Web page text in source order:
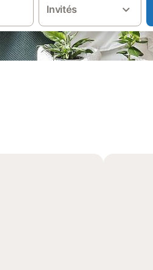
Invités